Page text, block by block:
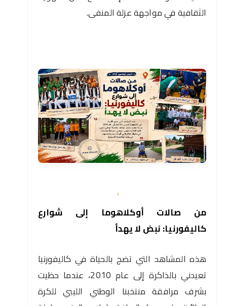
الثقافية في مواجهة عزلة المنفى.
من صالات أوكلاهوما إلى شوارع
كاليفورنيا: نبض لا يهدأ
هذه المشاهد التي تضج بالحياة في كاليفورنيا
تعيدني بالذاكرة إلى عام 2010، عندما حظيت
بشرف مرافقة منتخبنا الوطني الليبي للكرة